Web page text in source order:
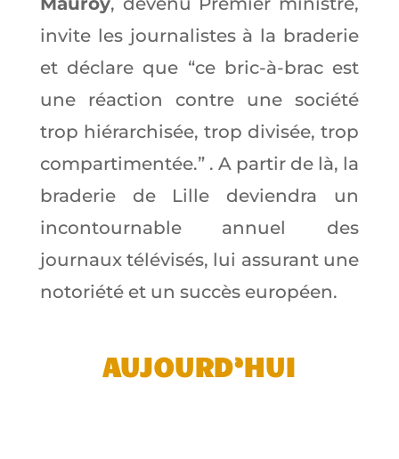
invite les journalistes à la braderie
et déclare que “ce bric-à-brac est
une réaction contre une société
trop hiérarchisée, trop divisée, trop
compartimentée.” . A partir de là, la
braderie de Lille deviendra un
incontournable annuel des
journaux télévisés, lui assurant une
notoriété et un succès européen.
AUJOURD’HUI